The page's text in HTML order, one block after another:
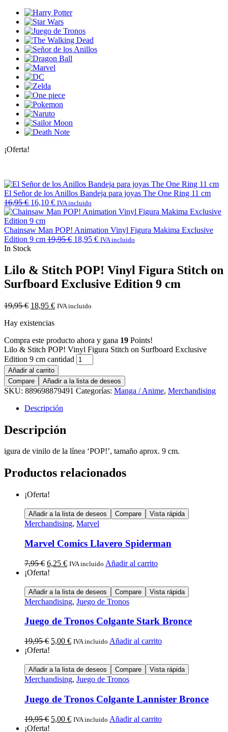
¡Oferta!
El Señor de los Anillos Bandeja para joyas The One Ring 11 cm
16,95€ 16,10 € IVA incluido
Chainsaw Man POP! Animation Vinyl Figura Makima Exclusive
Edition 9 cm 19,95€ 18,95 € IVA incluido
In Stock
Lilo & Stitch POP! Vinyl Figura Stitch on
Surfboard Exclusive Edition 9 cm
19,95€ 18,95 € IVA incluido
Hay existencias
Compra este producto ahora y gana 19 Points!
Lilo & Stitch POP! Vinyl Figura Stitch on Surfboard Exclusive
Edition 9 cm cantidad
Añadir al carrito
Compare
Añadir a la lista de deseos
SKU: 889698879491 Categorías: Manga / Anime, Merchandising
Descripción
Descripción
igura de vinilo de la línea ‘POP!’, tamaño aprox. 9 cm.
Productos relacionados
¡Oferta!
Añadir a la lista de deseos Compare Vista rápida
Merchandising, Marvel
Marvel Comics Llavero Spiderman
7,95€ 6,25 € IVA incluido Añadir al carrito
¡Oferta!
Añadir a la lista de deseos Compare Vista rápida
Merchandising, Juego de Tronos
Juego de Tronos Colgante Stark Bronce
19,95€ 5,00 € IVA incluido Añadir al carrito
¡Oferta!
Añadir a la lista de deseos Compare Vista rápida
Merchandising, Juego de Tronos
Juego de Tronos Colgante Lannister Bronce
19,95€ 5,00 € IVA incluido Añadir al carrito
¡Oferta!